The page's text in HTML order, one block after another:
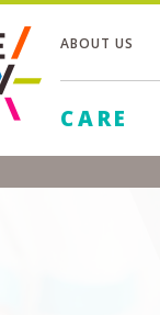
ABOUT US
CARE